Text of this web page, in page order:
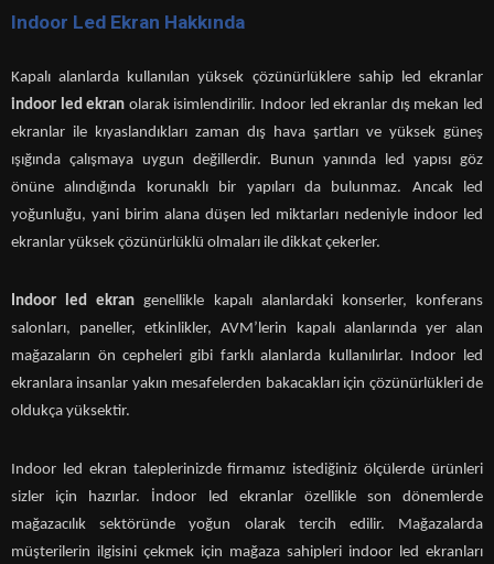
Indoor Led Ekran Hakkında
Kapalı alanlarda kullanılan yüksek çözünürlüklere sahip led ekranlar
indoor led ekran olarak isimlendirilir. Indoor led ekranlar dış mekan led
ekranlar ile kıyaslandıkları zaman dış hava şartları ve yüksek güneş
ışığında çalışmaya uygun değillerdir. Bunun yanında led yapısı göz
önüne alındığında korunaklı bir yapıları da bulunmaz. Ancak led
yoğunluğu, yani birim alana düşen led miktarları nedeniyle indoor led
ekranlar yüksek çözünürlüklü olmaları ile dikkat çekerler.
Indoor led ekran genellikle kapalı alanlardaki konserler, konferans
salonları, paneller, etkinlikler, AVM’lerin kapalı alanlarında yer alan
mağazaların ön cepheleri gibi farklı alanlarda kullanılırlar. Indoor led
ekranlara insanlar yakın mesafelerden bakacakları için çözünürlükleri de
oldukça yüksektir.
Indoor led ekran taleplerinizde firmamız istediğiniz ölçülerde ürünleri
sizler için hazırlar. İndoor led ekranlar özellikle son dönemlerde
mağazacılık sektöründe yoğun olarak tercih edilir. Mağazalarda
müşterilerin ilgisini çekmek için mağaza sahipleri indoor led ekranları